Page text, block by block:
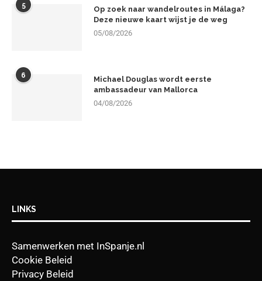
5
Op zoek naar wandelroutes in Málaga?
Deze nieuwe kaart wijst je de weg
05/08/2026
6
Michael Douglas wordt eerste
ambassadeur van Mallorca
04/08/2026
LINKS
Samenwerken met InSpanje.nl
Cookie Beleid
Privacy Beleid